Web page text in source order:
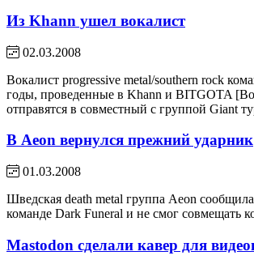
Из Khann ушел вокалист
02.03.2008
Вокалист progressive metal/southern rock
годы, проведенные в Khann и BITGOTA
отправятся в совместный с группой Giant
В Aeon вернулся прежний ударник
01.03.2008
Шведская death metal группа Aeon
команде Dark Funeral и не смог совмещать
Mastodon сделали кавер для